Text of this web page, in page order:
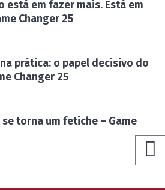
está em fazer mais. Está em
Changer 25
prática: o papel decisivo do
Changer 25
torna um fetiche – Game